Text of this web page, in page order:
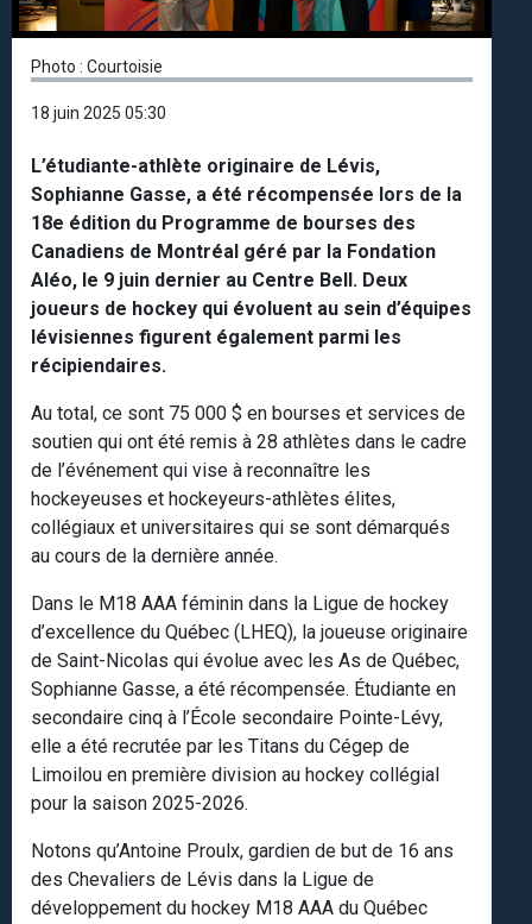
Photo : Courtoisie
18 juin 2025 05:30
L’étudiante-athlète originaire de Lévis,
Sophianne Gasse, a été récompensée lors de la
18e édition du Programme de bourses des
Canadiens de Montréal géré par la Fondation
Aléo, le 9 juin dernier au Centre Bell. Deux
joueurs de hockey qui évoluent au sein d’équipes
lévisiennes figurent également parmi les
récipiendaires.
Au total, ce sont 75 000 $ en bourses et services de
soutien qui ont été remis à 28 athlètes dans le cadre
de l’événement qui vise à reconnaître les
hockeyeuses et hockeyeurs-athlètes élites,
collégiaux et universitaires qui se sont démarqués
au cours de la dernière année.
Dans le M18 AAA féminin dans la Ligue de hockey
d’excellence du Québec (LHEQ), la joueuse originaire
de Saint-Nicolas qui évolue avec les As de Québec,
Sophianne Gasse, a été récompensée. Étudiante en
secondaire cinq à l’École secondaire Pointe-Lévy,
elle a été recrutée par les Titans du Cégep de
Limoilou en première division au hockey collégial
pour la saison 2025-2026.
Notons qu’Antoine Proulx, gardien de but de 16 ans
des Chevaliers de Lévis dans la Ligue de
développement du hockey M18 AAA du Québec